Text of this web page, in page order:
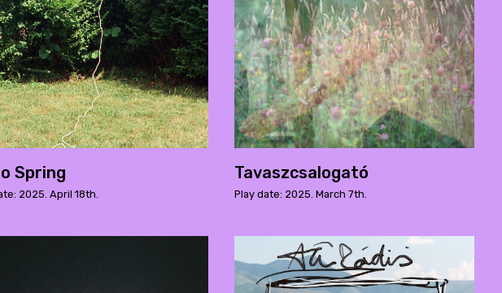
Spring
2025. April 18th.
Tavaszcsalogató
Play date: 2025. March 7th.